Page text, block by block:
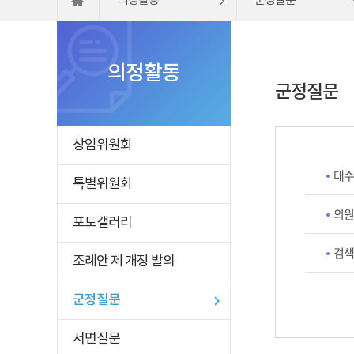
의정활동
상임위원회
특별위원회
포토갤러리
조례안 제 개정 발의
군정질문
서면질문
군정질문
대수
의
검